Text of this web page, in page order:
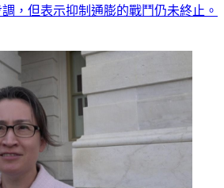
，但表示抑制通膨的戰鬥仍未終止。